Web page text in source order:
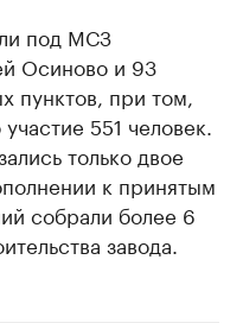
под МСЗ
Осиново и 93
пунктов, при том,
551 человек.
только двое
к принятым
собрали более 6
завода.